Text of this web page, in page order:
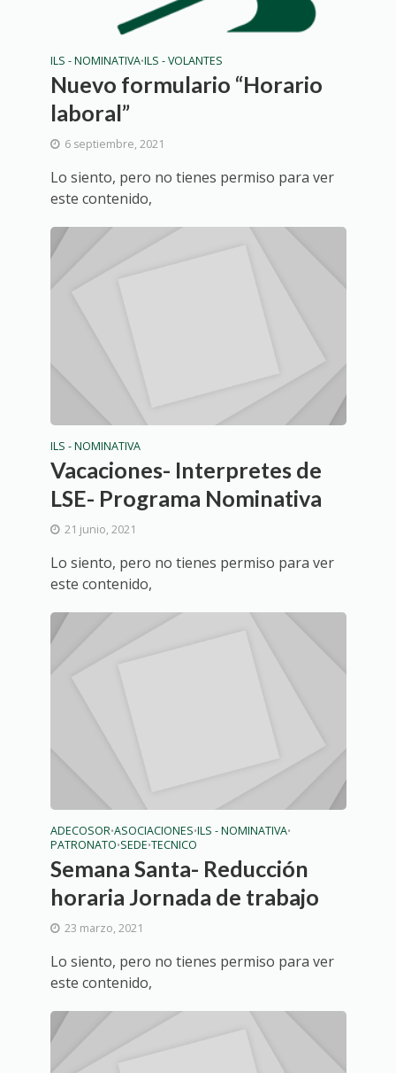
ILS - NOMINATIVA•ILS - VOLANTES
Nuevo formulario “Horario
laboral”
6 septiembre, 2021
Lo siento, pero no tienes permiso para ver
este contenido,
ILS - NOMINATIVA
Vacaciones- Interpretes de
LSE- Programa Nominativa
21 junio, 2021
Lo siento, pero no tienes permiso para ver
este contenido,
ADECOSOR•ASOCIACIONES•ILS - NOMINATIVA•
PATRONATO•SEDE•TECNICO
Semana Santa- Reducción
horaria Jornada de trabajo
23 marzo, 2021
Lo siento, pero no tienes permiso para ver
este contenido,